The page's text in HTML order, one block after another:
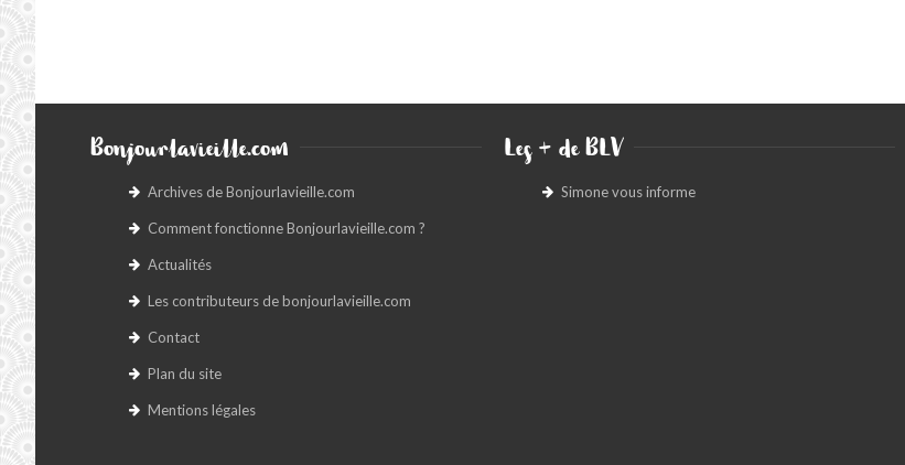
Bonjourlavieille.com
Archives de Bonjourlavieille.com
Comment fonctionne Bonjourlavieille.com ?
Actualités
Les contributeurs de bonjourlavieille.com
Contact
Plan du site
Mentions légales
Les + de BLV
Simone vous informe